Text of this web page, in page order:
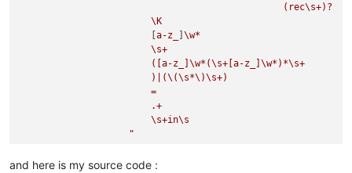
(rec\s+)?
\K
                        [
a-z_ ]\w*
\s+
([a-z_]\w*(\s+[a-z_]\w*)*\s+
)|(\(\s*\)\s+)
=
.+
\s+in\s
and here is my source code :